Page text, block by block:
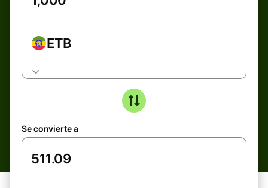
ETB
Se convierte a